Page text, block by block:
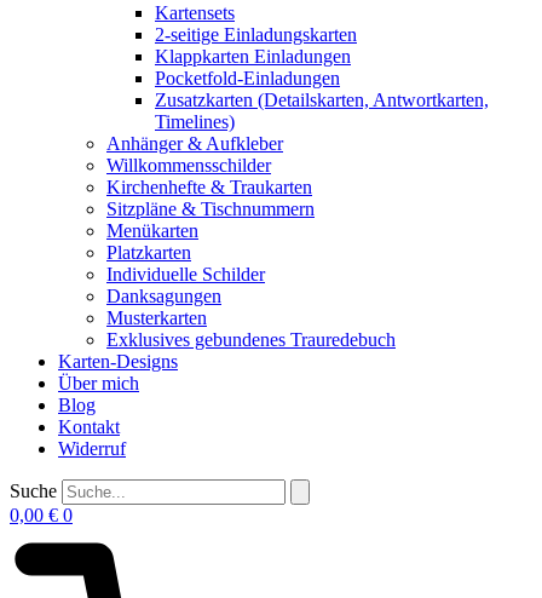
Kartensets
2-seitige Einladungskarten
Klappkarten Einladungen
Pocketfold-Einladungen
Zusatzkarten (Detailskarten, Antwortkarten,
Timelines)
Anhänger & Aufkleber
Willkommensschilder
Kirchenhefte & Traukarten
Sitzpläne & Tischnummern
Menükarten
Platzkarten
Individuelle Schilder
Danksagungen
Musterkarten
Exklusives gebundenes Trauredebuch
Karten-Designs
Über mich
Blog
Kontakt
Widerruf
Suche
0,00 € 0